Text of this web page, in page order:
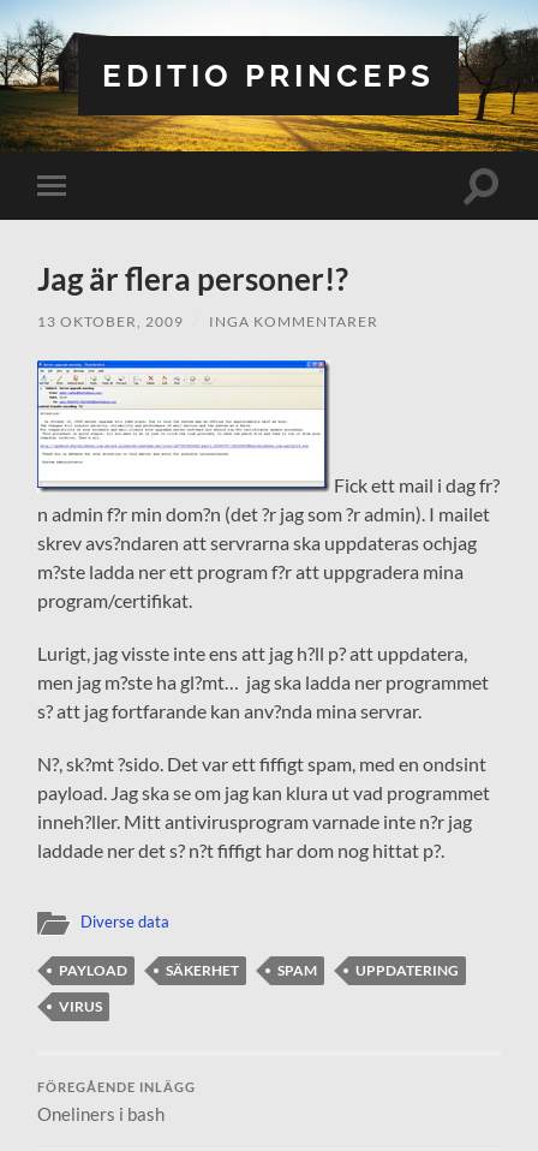
EDITIO PRINCEPS
Slå
på/av
Slå
Jag är flera personer!?
13 OKTOBER, 2009 INGA KOMMENTARER
Fick ett mail i dag fr?
n admin f?r min dom?n (det ?r jag som ?r admin). I mailet
skrev avs?ndaren att servrarna ska uppdateras ochjag
m?ste ladda ner ett program f?r att uppgradera mina
program/certifikat.
Lurigt, jag visste inte ens att jag h?ll p? att uppdatera,
men jag m?ste ha gl?mt… jag ska ladda ner programmet
s? att jag fortfarande kan anv?nda mina servrar.
N?, sk?mt ?sido. Det var ett fiffigt spam, med en ondsint
payload. Jag ska se om jag kan klura ut vad programmet
inneh?ller. Mitt antivirusprogram varnade inte n?r jag
laddade ner det s? n?t fiffigt har dom nog hittat p?.
Diverse data
PAYLOAD SÄKERHET SPAM
UPPDATERING
VIRUS
FÖREGÅENDE INLÄGG
Oneliners i bash